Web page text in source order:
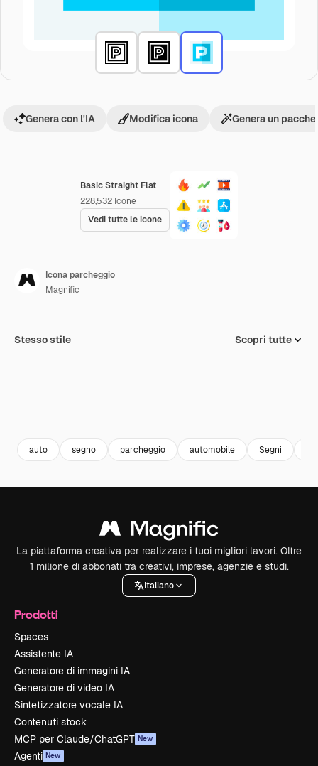
Basic Straight Flat
228,532 Icone
Vedi tutte le icone
Genera con l'IA Modifica icona Genera un
Icona parcheggio
Magnific
Stesso stile Scopri tutte
auto segno parcheggio automobile Segni
La piattaforma creativa per realizzare i tuoi migliori lavori. Oltre
1 milione di abbonati tra creativi, imprese, agenzie e studi.
Italiano
Prodotti
Spaces
Assistente IA
Generatore di immagini IA
Generatore di video IA
Sintetizzatore vocale IA
Contenuti stock
MCP per Claude/ChatGPT New
Agenti New